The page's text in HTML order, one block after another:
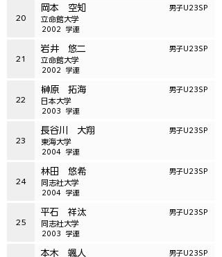
20
岡本 空知
立命館大学
男子U23SP
学連
2002
21
岩井 悠二
立命館大学
男子U23SP
学連
2002
22
榊原 拓海
日本大学
男子U23SP
学連
2003
23
長谷川 大翔
東海大学
男子U23SP
学連
2004
24
林田 悠希
同志社大学
男子U23SP
学連
2004
25
平石 祥汰
同志社大学
男子U23SP
学連
2003
本木 颯人 男子U23SP